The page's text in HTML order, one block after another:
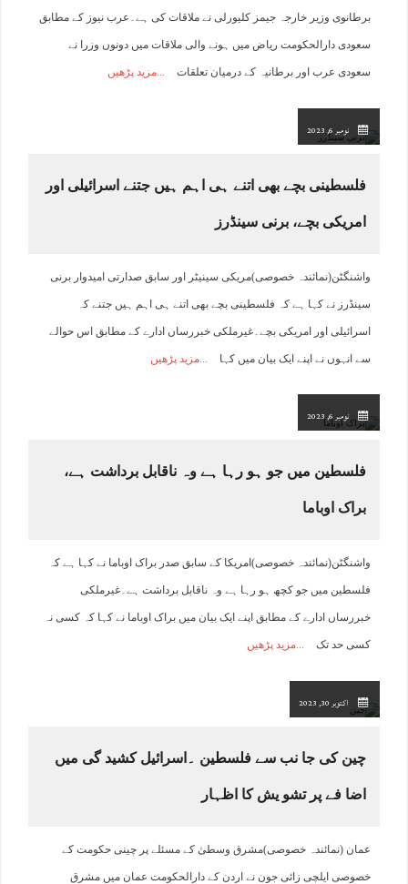
برطانوی وزیر خارجہ جیمز کلیورلی نے ملاقات کی ہے۔عرب نیوز کے مطابق
سعودی دارالحکومت ریاض میں ہونے والی ملاقات میں دونوں وزرا نے
سعودی عرب اور برطانیہ کے درمیان تعلقات مزید پڑھیں
نومبر 6, 2023
فلسطینی بچے بھی اتنے ہی اہم ہیں جتنے اسرائیلی اور
امریکی بچے، برنی سینڈرز
واشنگٹن(نمائندہ خصوصی)مریکی سینیٹر اور سابق صدارتی امیدوار برنی
سینڈرز نے کہا ہے کہ فلسطینی بچے بھی اتنے ہی اہم ہیں جتنے کہ
اسرائیلی اور امریکی بچے۔غیرملکی خبررساں ادارے کے مطابق اس حوالے
سے انہوں نے اپنے ایک بیان میں کہا مزید پڑھیں
نومبر 6, 2023
فلسطین میں جو ہو رہا ہے وہ ناقابل برداشت ہے،
براک اوباما
واشنگٹن(نمائندہ خصوصی)امریکا کے سابق صدر براک اوباما نے کہا ہے کہ
فلسطین میں جو کچھ ہو رہا ہے وہ ناقابل برداشت ہے۔غیرملکی
خبررساں ادارے کے مطابق اپنے ایک بیان میں براک اوباما نے کہا کہ کسی نہ
کسی حد تک مزید پڑھیں
اکتوبر 30, 2023
چین کی جا نب سے فلسطین ۔اسرائیل کشید گی میں
اضا فے پر تشو یش کا اظہار
عمان (نمائندہ خصوصی)مشرق وسطیٰ کے مسئلے پر چینی حکومت کے
خصوصی ایلچی زائی جون نے اردن کے دارالحکومت عمان میں مشرق